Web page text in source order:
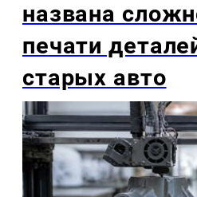
названа
печати
старых авто